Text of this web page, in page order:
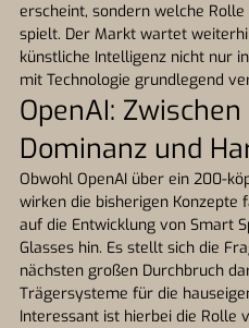
erscheint, sondern welche
spielt. Der Markt wartet
künstliche Intelligenz nicht nur
mit Technologie grundlegend
OpenAI:
Dominanz und
Obwohl OpenAI über ein 200-
wirken die bisherigen Konzepte
auf die Entwicklung von Smart
Glasses hin. Es stellt sich die
nächsten großen Durchbruch
Trägersysteme für die
Interessant ist hierbei die Rolle